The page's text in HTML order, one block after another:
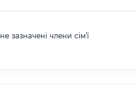
зазначені члени сім'ї